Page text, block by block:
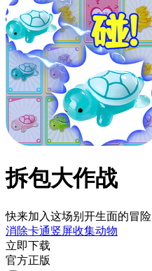
拆包大作战
快来加入这场别开生面的冒险
消除卡通竖屏收集动物
立即下载
官方正版